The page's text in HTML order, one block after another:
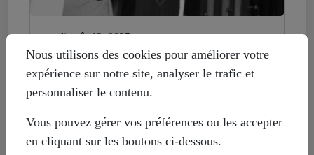
mardi août 12, 2025
Histoire déformée : les Européistes
veulent fonder leur unité sur la
russophobie
Nous utilisons des cookies pour améliorer votre
expérience sur notre site, analyser le trafic et
personnaliser le contenu.
Vous pouvez gérer vos préférences ou les accepter
en cliquant sur les boutons ci-dessous.